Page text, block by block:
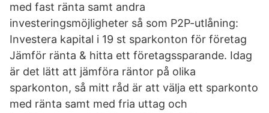
med fast ränta samt andra
investeringsmöjligheter så som P2P-utlåning:
Investera kapital i 19 st sparkonton för företag
Jämför ränta & hitta ett företagssparande. Idag
är det lätt att jämföra räntor på olika
sparkonton, så mitt råd är att välja ett sparkonto
med ränta samt med fria uttag och